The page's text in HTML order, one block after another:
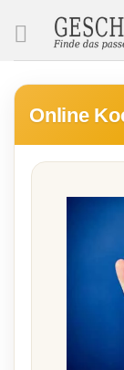
Online